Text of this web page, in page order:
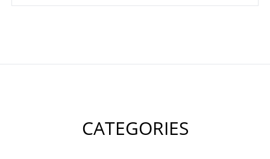
CATEGORIES